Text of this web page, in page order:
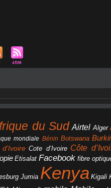
du Sud Airtel Alger
mondiale Bénin Botswana
Cote d’Ivoire Côte
Etisalat Facebook fibre
Jumia Kenya Kigali